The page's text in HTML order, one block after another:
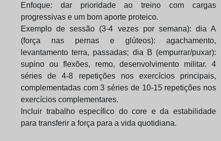
Enfoque: dar prioridade ao treino com cargas
progressivas e um bom aporte proteico.
Exemplo de sessão (3-4 vezes por semana): dia A
(força nas pernas e glúteos): agachamento,
levantamento terra, passadas; dia B (empurrar/puxar):
supino ou flexões, remo, desenvolvimento militar. 4
séries de 4-8 repetições nos exercícios principais,
complementadas com 3 séries de 10-15 repetições nos
exercícios complementares.
Incluir trabalho específico do core e da estabilidade
para transferir a força para a vida quotidiana.